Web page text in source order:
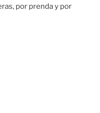
por prenda y por